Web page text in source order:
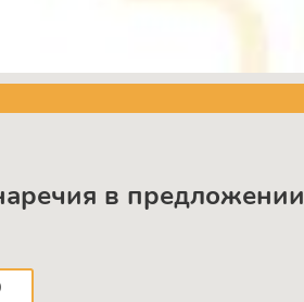
в предложении